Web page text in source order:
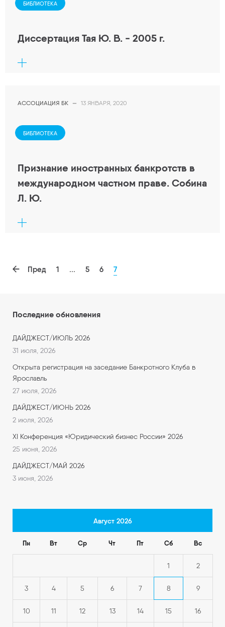
БИБЛИОТЕКА
Диссертация Тая Ю. В. - 2005 г.
АССОЦИАЦИЯ БК — 13 ЯНВАРЯ, 2020
БИБЛИОТЕКА
Признание иностранных банкротств в
международном частном праве. Собина
Л. Ю.
Пред 1 ... 5 6 7
Последние обновления
ДАЙДЖЕСТ/ИЮЛЬ 2026
31 июля, 2026
Открыта регистрация на заседание Банкротного Клуба в
Ярославль
27 июля, 2026
ДАЙДЖЕСТ/ИЮНЬ 2026
2 июля, 2026
XI Конференция «Юридический бизнес России» 2026
25 июня, 2026
ДАЙДЖЕСТ/МАЙ 2026
3 июня, 2026
Август 2026
Пн Вт Ср Чт Пт Сб Вс
1 2
3 4 5 6 7 8 9
10 11 12 13 14 15 16